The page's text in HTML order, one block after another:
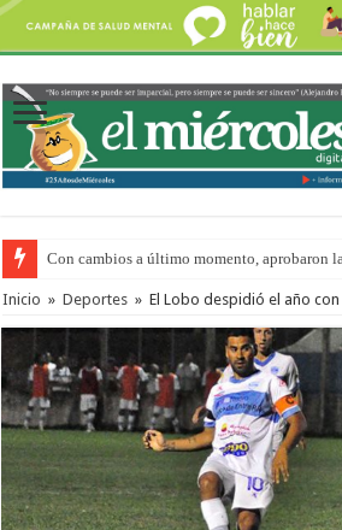
Con cambios a último momento, aprobaron
Inicio » Deportes » El Lobo despidió el año